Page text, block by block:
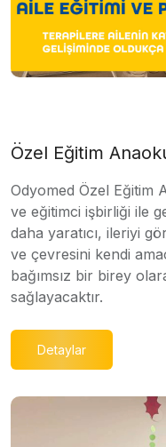
Özel Eğitim
Odyomed Özel Eğitim
ve eğitimci işbirliği ile
daha yaratıcı, ileriyi
ve çevresini kendi
bağımsız bir birey
sağlayacaktır.
Detaylar